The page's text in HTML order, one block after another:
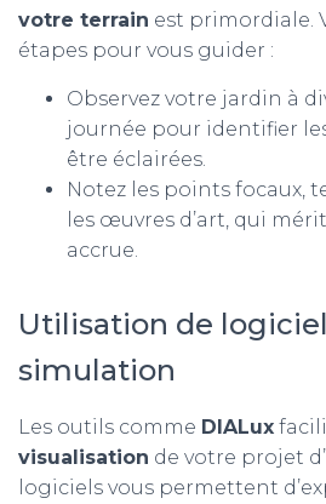
votre terrain est primordiale.
étapes pour vous guider :
Observez votre jardin à
journée pour identifier
être éclairées.
Notez les points focaux,
les œuvres d’art, qui
accrue.
Utilisation de
simulation
Les outils comme DIALux
visualisation de votre projet
logiciels vous permettent